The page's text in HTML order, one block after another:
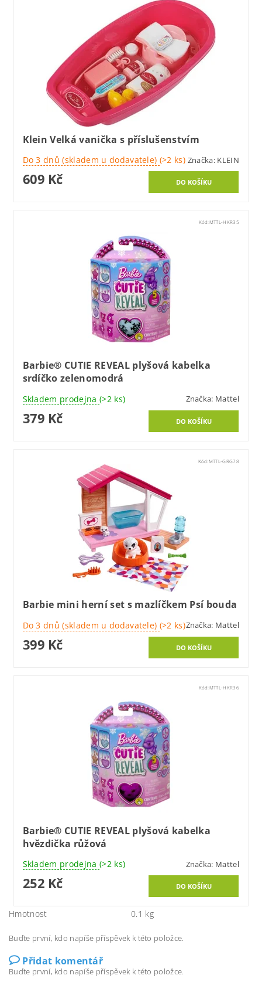
Klein Velká vanička s příslušenstvím
Do 3 dnů (skladem u dodavatele) (>2 ks) Značka: KLEIN
609 Kč
Kód:MTTL-HKR35
Barbie® CUTIE REVEAL plyšová kabelka
srdíčko zelenomodrá
Skladem prodejna (>2 ks) Značka: Mattel
379 Kč
Kód: MTTL-GRG78
Barbie mini herní set s mazlíčkem Psí bouda
Do 3 dnů (skladem u dodavatele) (>2 ks)Značka: Mattel
399 Kč
Kód: MTTL-HKR36
Barbie® CUTIE REVEAL plyšová kabelka
hvězdička růžová
Skladem prodejna (>2 ks) Značka: Mattel
252 Kč
Hmotnost 0.1 kg
Buďte první, kdo napíše příspěvek k této položce.
Přidat komentář
Buďte první, kdo napíše příspěvek k této položce.